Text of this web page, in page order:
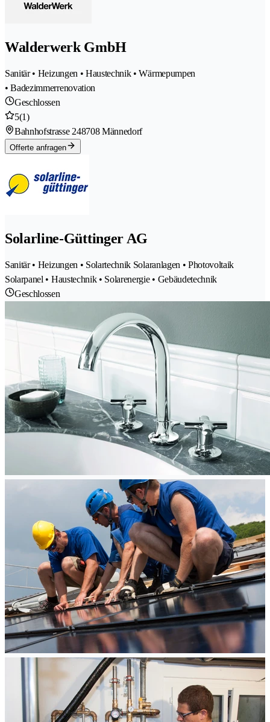
Walderwerk GmbH
Sanitär • Heizungen • Haustechnik • Wärmepumpen
• Badezimmerrenovation
Geschlossen
5(1)
Bahnhofstrasse 248708 Männedorf
Offerte anfragen
Solarline-Güttinger AG
Sanitär • Heizungen • Solartechnik Solaranlagen • Photovoltaik
Solarpanel • Haustechnik • Solarenergie • Gebäudetechnik
Geschlossen